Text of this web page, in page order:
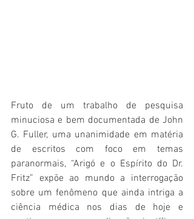
Fruto de um trabalho de pesquisa
minuciosa e bem documentada de John
G. Fuller, uma unanimidade em matéria
de escritos com foco em temas
paranormais, “Arigó e o Espírito do Dr.
Fritz” expõe ao mundo a interrogação
sobre um fenômeno que ainda intriga a
ciência médica nos dias de hoje e